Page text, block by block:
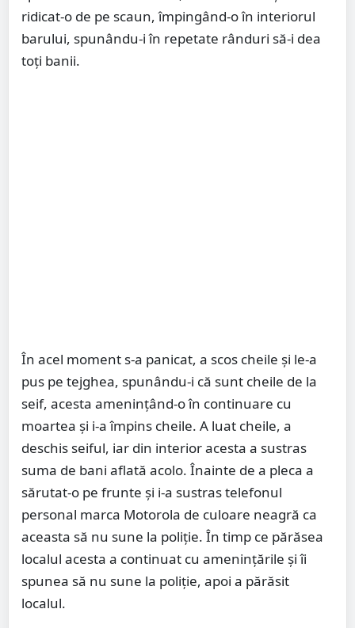
ridicat-o de pe scaun, împingând-o în interiorul
barului, spunându-i în repetate rânduri să-i dea
toți banii.
În acel moment s-a panicat, a scos cheile și le-a
pus pe tejghea, spunându-i că sunt cheile de la
seif, acesta amenințând-o în continuare cu
moartea și i-a împins cheile. A luat cheile, a
deschis seiful, iar din interior acesta a sustras
suma de bani aflată acolo. Înainte de a pleca a
sărutat-o pe frunte și i-a sustras telefonul
personal marca Motorola de culoare neagră ca
aceasta să nu sune la poliție. În timp ce părăsea
localul acesta a continuat cu amenințările și îi
spunea să nu sune la poliție, apoi a părăsit
localul.